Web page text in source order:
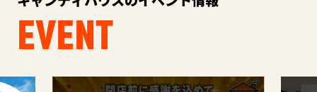
EVENT